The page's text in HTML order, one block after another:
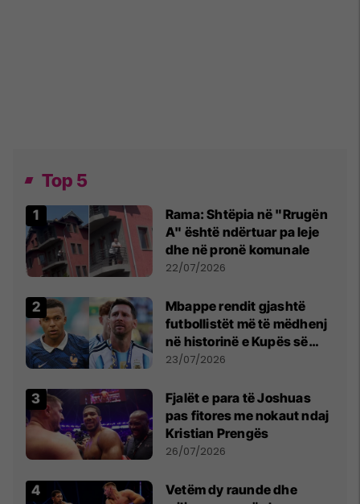
Top 5
Rama: Shtëpia në "Rrugën
A" është ndërtuar pa leje
dhe në pronë komunale
22/07/2026
Mbappe rendit gjashtë
futbollistët më të mëdhenj
në historinë e Kupës së
Botës, Messi mbetet i dyti
23/07/2026
Fjalët e para të Joshuas
pas fitores me nokaut ndaj
Kristian Prengës
26/07/2026
Vetëm dy raunde dhe